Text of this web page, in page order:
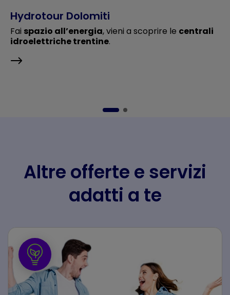
Hydrotour Dolomiti
Fai spazio all’energia, vieni a scoprire le centrali
idroelettriche trentine.
Altre offerte e servizi
adatti a te